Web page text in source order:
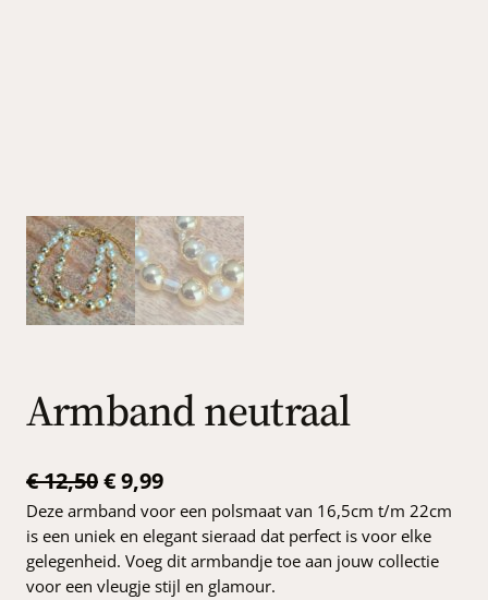
Armband neutraal
€12,50O
o
r
s
€9,99H
u
i
d
Deze armband voor een polsmaat van 16,5cm t/m 22cm
is een uniek en elegant sieraad dat perfect is voor elke
gelegenheid. Voeg dit armbandje toe aan jouw collectie
voor een vleugje stijl en glamour.